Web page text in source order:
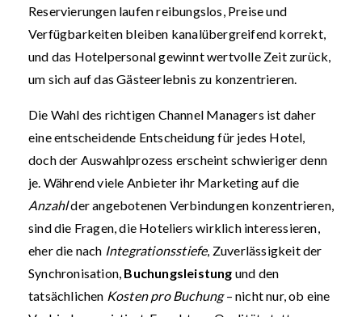
Reservierungen laufen reibungslos, Preise und
Verfügbarkeiten bleiben kanalübergreifend korrekt,
und das Hotelpersonal gewinnt wertvolle Zeit zurück,
um sich auf das Gästeerlebnis zu konzentrieren.
Die Wahl des richtigen Channel Managers ist daher
eine entscheidende Entscheidung für jedes Hotel,
doch der Auswahlprozess erscheint schwieriger denn
je. Während viele Anbieter ihr Marketing auf die
Anzahlder angebotenen Verbindungen konzentrieren,
sind die Fragen, die Hoteliers wirklich interessieren,
eher die nach Integrationsstiefe, Zuverlässigkeit der
Synchronisation, Buchungsleistung und den
tatsächlichen Kosten pro Buchung– nicht nur, ob eine